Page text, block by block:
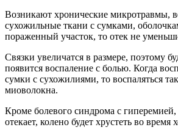
Возникают хронические микротравмы,
сухожильные ткани с сумками,
пораженный участок, то отек не
Связки увеличатся в размере, поэтому
появится воспаление с болью. Когда
сумки с сухожилиями, то воспаляться
миоволокна.
Кроме болевого синдрома с
отекает, колено будет хрустеть во время